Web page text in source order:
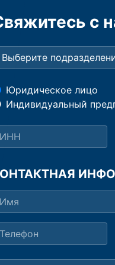
с
Юридическое лицо
Индивидуальный